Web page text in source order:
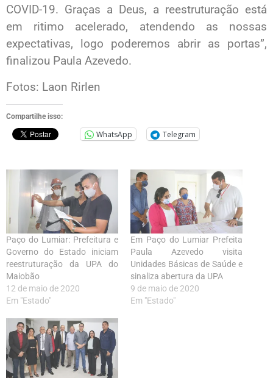
COVID-19. Graças a Deus, a reestruturação está
em ritimo acelerado, atendendo as nossas
expectativas, logo poderemos abrir as portas”,
finalizou Paula Azevedo.
Fotos: Laon Rirlen
Compartilhe isso:
WhatsApp Telegram
Paço do Lumiar: Prefeitura e
Governo do Estado iniciam
reestruturação da UPA do
Maiobão
12 de maio de 2020
Em "Estado"
Em Paço do Lumiar Prefeita
Paula Azevedo visita
Unidades Básicas de Saúde e
sinaliza abertura da UPA
9 de maio de 2020
Em "Estado"